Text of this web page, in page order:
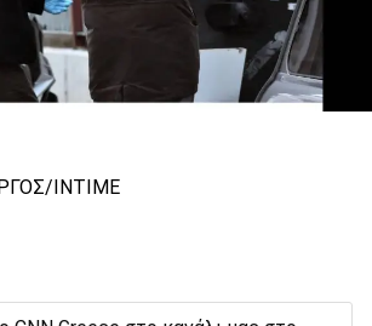
ΙΝΤΙΜΕ